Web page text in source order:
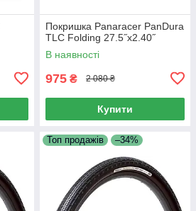
Покришка Panaracer PanDura
TLC Folding 27.5˝x2.40˝
В наявності
975 ₴ 2 080 ₴
Купити
Топ продажів –34%